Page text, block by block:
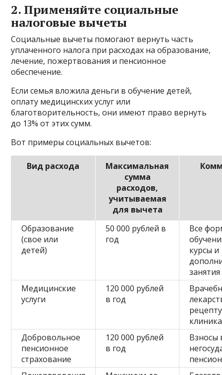
2. Применяйте социальные
налоговые вычеты
Социальные вычеты помогают вернуть часть
уплаченного налога при расходах на образование,
лечение, пожертвования и пенсионное
обеспечение.
Если семья вложила деньги в обучение детей,
оплату медицинских услуг или
благотворительность, они имеют право вернуть
до 13% от этих сумм.
Вот примеры социальных вычетов:
Вид расхода
Максимальная
сумма
расходов,
учитываемая
для вычета
Образование
(свое или
детей)
50 000 рублей в
год
Все
курсы и
занятия
Медицинские
услуги
120 000 рублей
в год
Добровольное
пенсионное
страхование
120 000 рублей
в год
Взносы